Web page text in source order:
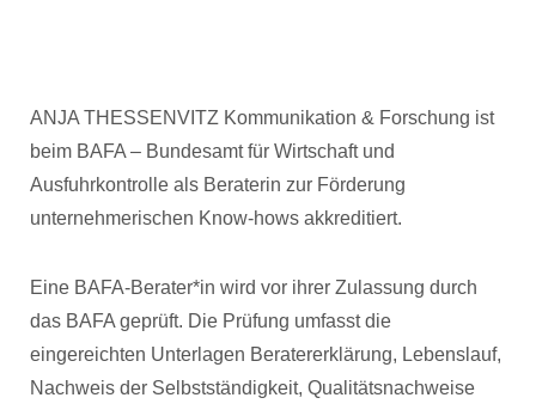
ANJA THESSENVITZ Kommunikation & Forschung ist
beim BAFA – Bundesamt für Wirtschaft und
Ausfuhrkontrolle als Beraterin zur Förderung
unternehmerischen Know-hows akkreditiert.
Eine BAFA-Berater*in wird vor ihrer Zulassung durch
das BAFA geprüft. Die Prüfung umfasst die
eingereichten Unterlagen Beratererklärung, Lebenslauf,
Nachweis der Selbstständigkeit, Qualitätsnachweise